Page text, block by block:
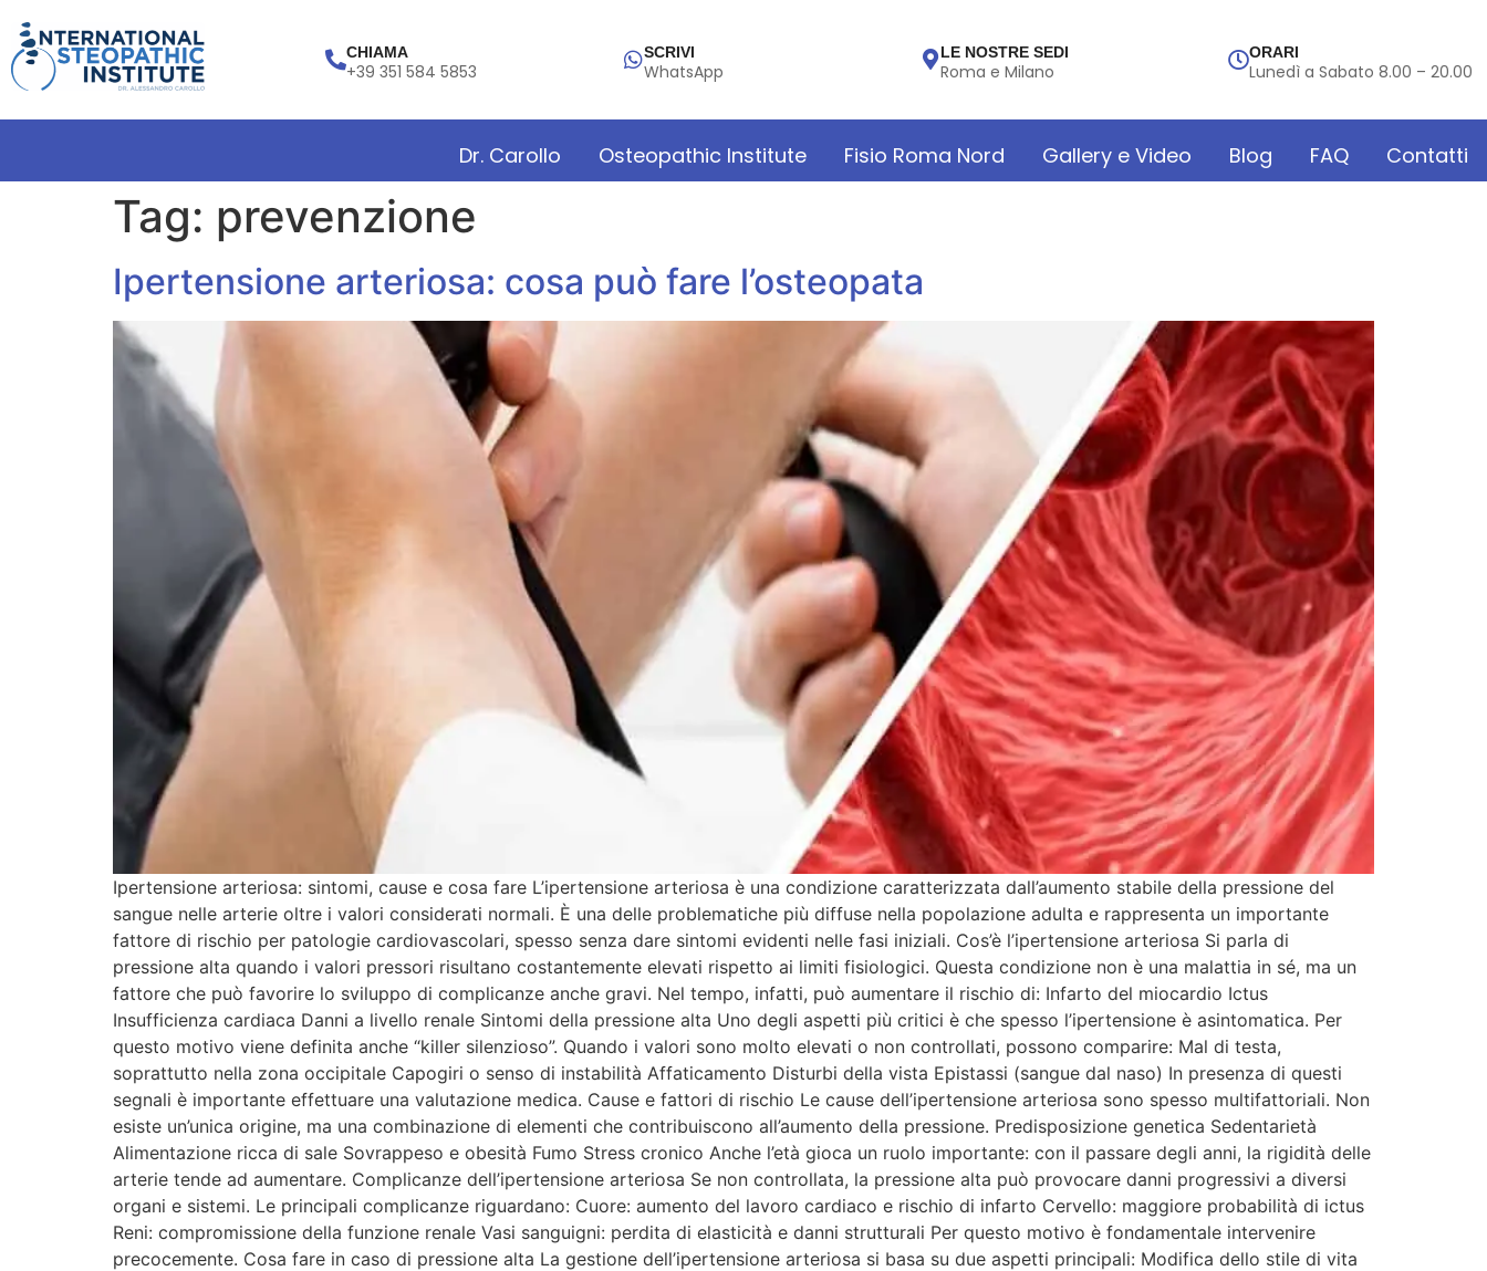
CHIAMA
+39 351 584 5853
SCRIVI
WhatsApp
LE NOSTRE SEDI
Roma e Milano
ORARI
Lunedì a Sabato 8.00 – 20.00
Dr. Carollo Osteopathic Institute Fisio Roma Nord Gallery e Video Blog FAQ Contatti
Tag: prevenzione
Ipertensione arteriosa: cosa può fare l’osteopata
Ipertensione arteriosa: sintomi, cause e cosa fare L’ipertensione arteriosa è una condizione caratterizzata dall’aumento stabile della pressione del
sangue nelle arterie oltre i valori considerati normali. È una delle problematiche più diffuse nella popolazione adulta e rappresenta un importante
fattore di rischio per patologie cardiovascolari, spesso senza dare sintomi evidenti nelle fasi iniziali. Cos’è l’ipertensione arteriosa Si parla di
pressione alta quando i valori pressori risultano costantemente elevati rispetto ai limiti fisiologici. Questa condizione non è una malattia in sé, ma un
fattore che può favorire lo sviluppo di complicanze anche gravi. Nel tempo, infatti, può aumentare il rischio di: Infarto del miocardio Ictus
Insufficienza cardiaca Danni a livello renale Sintomi della pressione alta Uno degli aspetti più critici è che spesso l’ipertensione è asintomatica. Per
questo motivo viene definita anche “killer silenzioso”. Quando i valori sono molto elevati o non controllati, possono comparire: Mal di testa,
soprattutto nella zona occipitale Capogiri o senso di instabilità Affaticamento Disturbi della vista Epistassi (sangue dal naso) In presenza di questi
segnali è importante effettuare una valutazione medica. Cause e fattori di rischio Le cause dell’ipertensione arteriosa sono spesso multifattoriali. Non
esiste un’unica origine, ma una combinazione di elementi che contribuiscono all’aumento della pressione. Predisposizione genetica Sedentarietà
Alimentazione ricca di sale Sovrappeso e obesità Fumo Stress cronico Anche l’età gioca un ruolo importante: con il passare degli anni, la rigidità delle
arterie tende ad aumentare. Complicanze dell’ipertensione arteriosa Se non controllata, la pressione alta può provocare danni progressivi a diversi
organi e sistemi. Le principali complicanze riguardano: Cuore: aumento del lavoro cardiaco e rischio di infarto Cervello: maggiore probabilità di ictus
Reni: compromissione della funzione renale Vasi sanguigni: perdita di elasticità e danni strutturali Per questo motivo è fondamentale intervenire
precocemente. Cosa fare in caso di pressione alta La gestione dell’ipertensione arteriosa si basa su due aspetti principali: Modifica dello stile di vita